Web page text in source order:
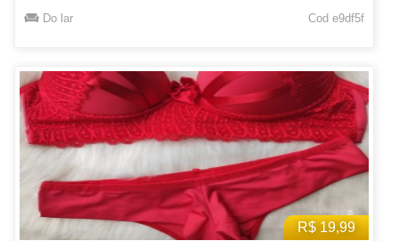
Do lar Cod e9df5f
R$ 19,99